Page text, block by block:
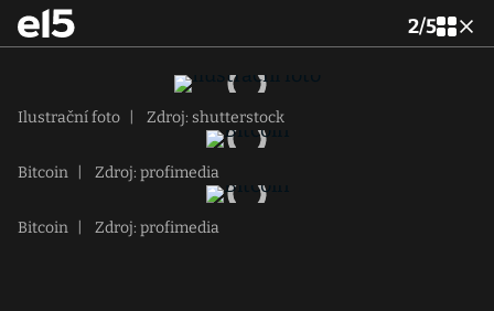
2/5
Ilustrační foto Zdroj: shutterstock
Bitcoin Zdroj: profimedia
Bitcoin Zdroj: profimedia